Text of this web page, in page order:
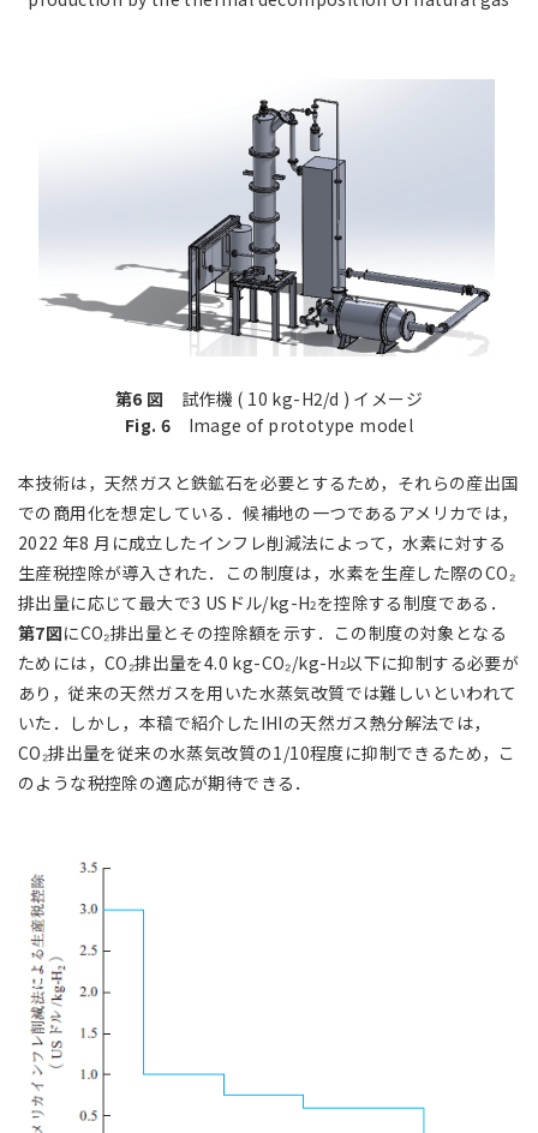
第6 図 試作機 ( 10 kg-H2/d ) イメージ
Fig. 6 Image of prototype model
本技術は，天然ガスと鉄鉱石を必要とするため，それらの産出国
での商用化を想定している．候補地の一つであるアメリカでは，
2022 年8 月に成立したインフレ削減法によって，水素に対する
生産税控除が導入された．この制度は，水素を生産した際のCO₂
排出量に応じて最大で3 USドル/kg-H2を控除する制度である．
第7図にCO₂排出量とその控除額を示す．この制度の対象となる
ためには，CO₂排出量を4.0 kg-CO₂/kg-H2以下に抑制する必要が
あり，従来の天然ガスを用いた水蒸気改質では難しいといわれて
いた．しかし，本稿で紹介したIHIの天然ガス熱分解法では，
CO₂排出量を従来の水蒸気改質の1/10程度に抑制できるため，こ
のような税控除の適応が期待できる．